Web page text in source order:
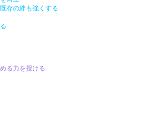
存の絆も強くする
る力を授ける